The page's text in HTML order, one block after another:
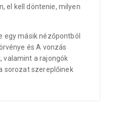
el kell döntenie, milyen
egy másik nézőpontból
és A vonzás
valamint a rajongók
sorozat szereplőinek